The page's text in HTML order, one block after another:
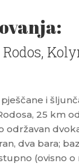
i
25 km
održavan
dva bara;
(ovisno o